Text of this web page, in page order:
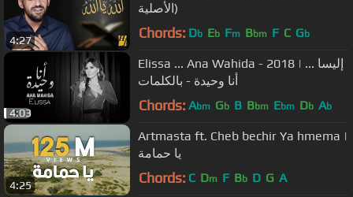
4:27
الأصلية)
Chords: Db Eb Fm Bbm F C Gb
4:03
Elissa ... Ana Wahida - 2018 | إليسا ...
أنا وحيدة - بالكلمات
Chords: Abm Gb B Bbm Ebm Db Ab
4:25
Artmasta ft. Cheb bechir Ya hmema |
يا حمامة
Chords: C Dm F Bb D G A